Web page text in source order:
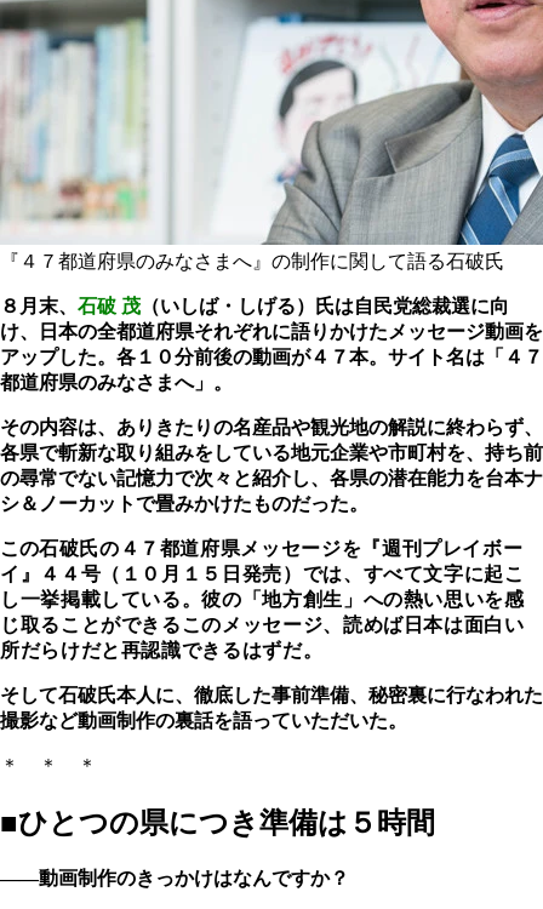
『４７都道府県のみなさまへ』の制作に関して語る石破氏
８月末、 石破 茂 （いしば・しげる）氏は自民党総裁選に向
け、日本の全都道府県それぞれに語りかけたメッセージ動画を
アップした。各１０分前後の動画が４７本。サイト名は「４７
都道府県のみなさまへ」。
その内容は、ありきたりの名産品や観光地の解説に終わらず、
各県で斬新な取り組みをしている地元企業や市町村を、持ち前
の尋常でない記憶力で次々と紹介し、各県の潜在能力を台本ナ
シ＆ノーカットで畳みかけたものだった。
この石破氏の４７都道府県メッセージを 『週刊プレイボー
イ』４４号（１０月１５日発売）では、 すべて文字に起こ
し一挙掲載している。彼の「地方創生」への熱い思いを感
じ取ることができるこのメッセージ、読めば日本は面白い
所だらけだと再認識できるはずだ。
そして石破氏本人に、徹底した事前準備、秘密裏に行なわれた
撮影など動画制作の裏話を語っていただいた。
＊ ＊ ＊
■ひとつの県につき準備は５時間
――動画制作のきっかけはなんですか？